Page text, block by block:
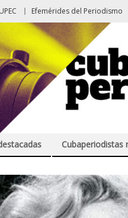
Efemérides del Periodismo
Cubaperiodistas